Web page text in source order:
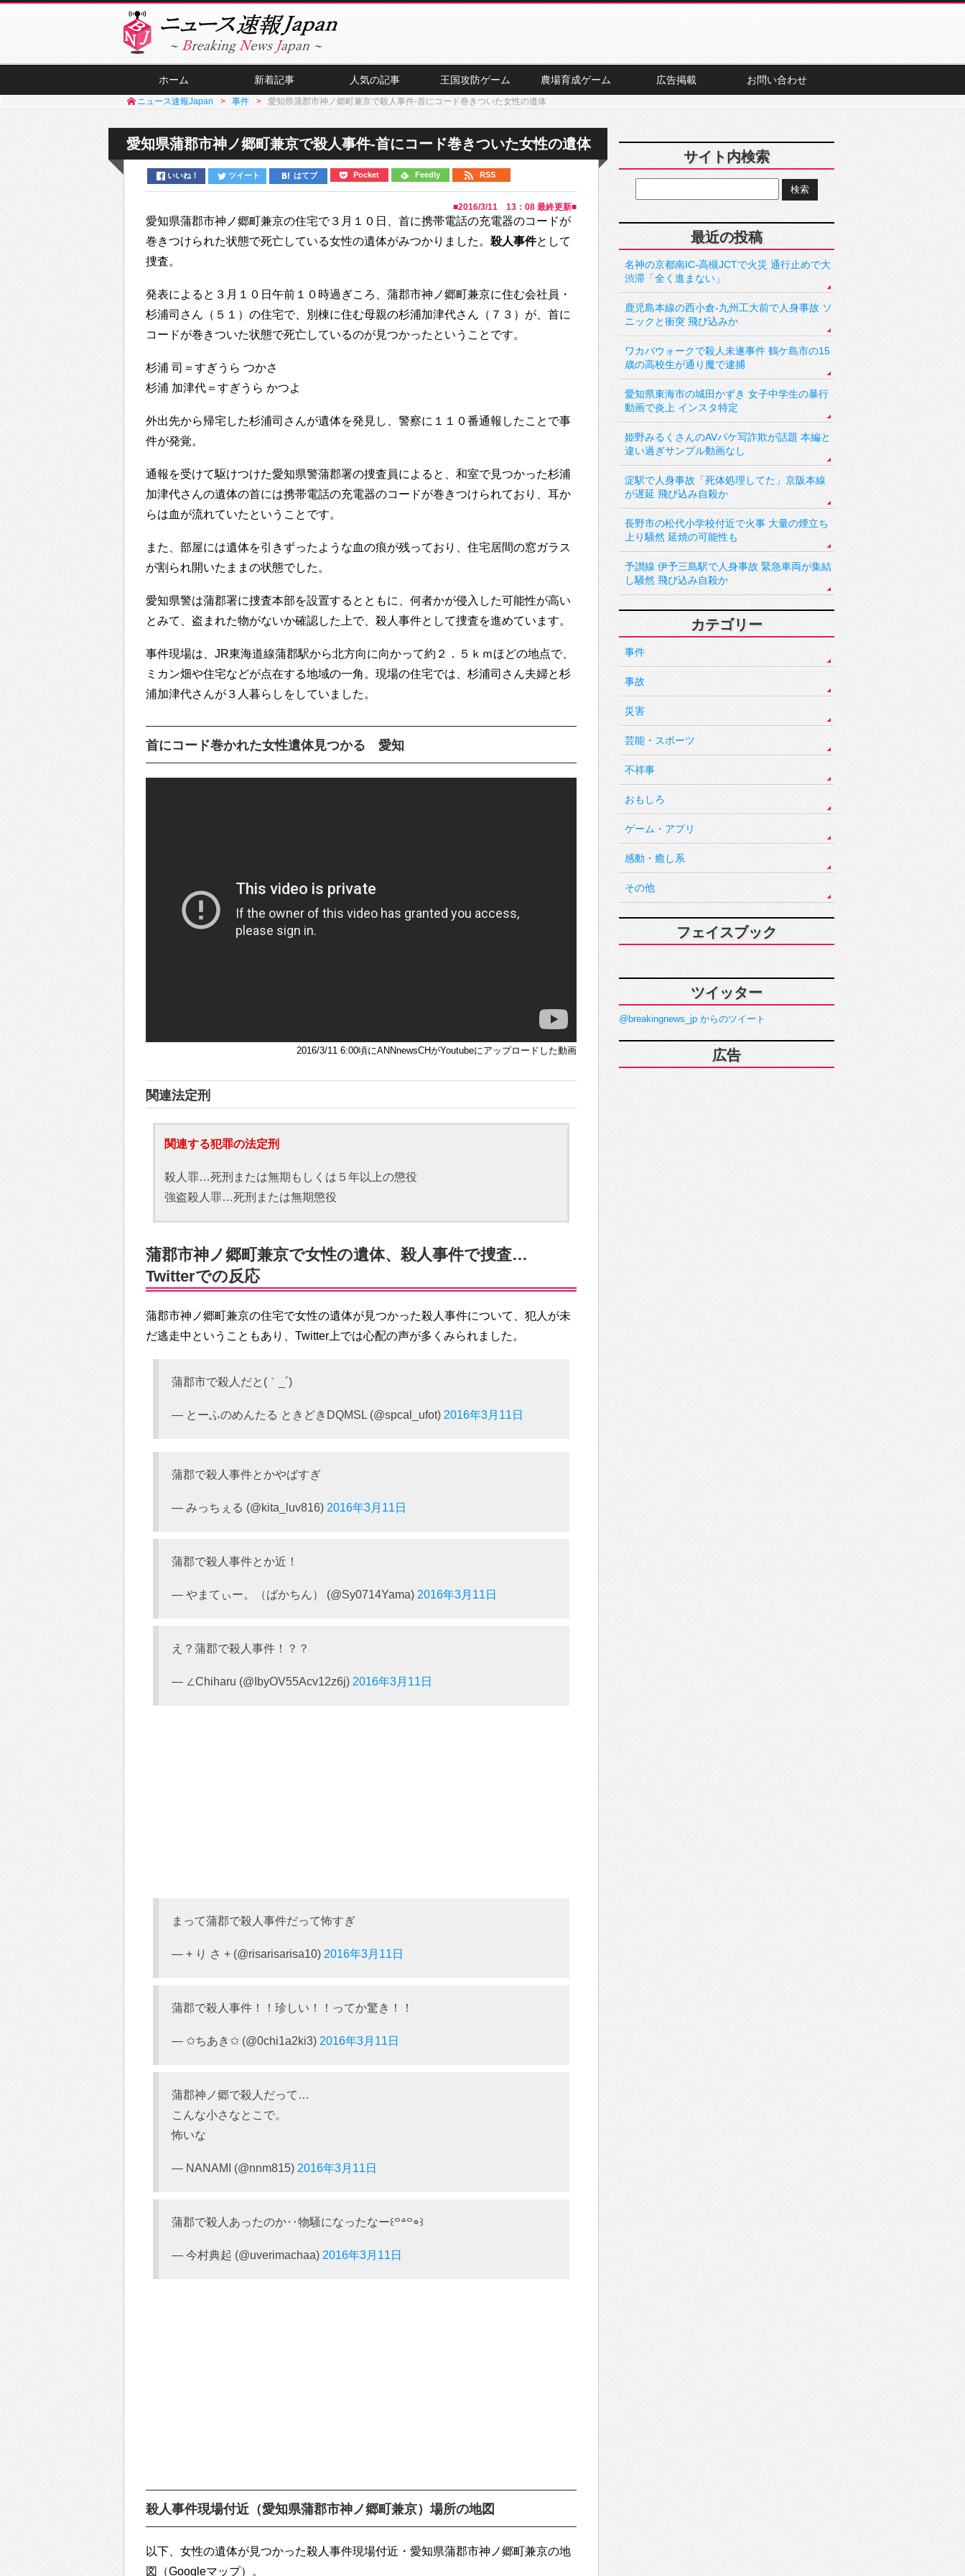
ホーム 新着記事 人気の記事 王国攻防ゲーム 農場育成ゲーム 広告掲載 お問い合わせ
ニュース速報Japan 事件 愛知県蒲郡市神ノ郷町兼京で殺人事件-首にコード巻きついた女性の遺体
愛知県蒲郡市神ノ郷町兼京で殺人事件-首にコード巻きついた女性の遺体
いいね！ ツイート はてブ Pocket Feedly RSS
■2016/3/11 13：08 最終更新■
愛知県蒲郡市神ノ郷町兼京の住宅で３月１０日、首に携帯電話の充電器のコードが
巻きつけられた状態で死亡している女性の遺体がみつかりました。 殺人事件として
捜査。
発表によると３月１０日午前１０時過ぎころ、蒲郡市神ノ郷町兼京に住む会社員・
杉浦司さん（５１）の住宅で、別棟に住む母親の杉浦加津代さん（７３）が、首に
コードが巻きついた状態で死亡しているのが見つかったということです。
杉浦 司＝すぎうら つかさ
杉浦 加津代＝すぎうら かつよ
外出先から帰宅した杉浦司さんが遺体を発見し、警察に１１０番通報したことで事
件が発覚。
通報を受けて駆けつけた愛知県警蒲郡署の捜査員によると、和室で見つかった杉浦
加津代さんの遺体の首には携帯電話の充電器のコードが巻きつけられており、耳か
らは血が流れていたということです。
また、部屋には遺体を引きずったような血の痕が残っており、住宅居間の窓ガラス
が割られ開いたままの状態でした。
愛知県警は蒲郡署に捜査本部を設置するとともに、何者かが侵入した可能性が高い
とみて、盗まれた物がないか確認した上で、殺人事件として捜査を進めています。
事件現場は、JR東海道線蒲郡駅から北方向に向かって約２．５ｋｍほどの地点で、
ミカン畑や住宅などが点在する地域の一角。現場の住宅では、杉浦司さん夫婦と杉
浦加津代さんが３人暮らしをしていました。
首にコード巻かれた女性遺体見つかる 愛知
2016/3/11 6:00頃にANNnewsCHがYoutubeにアップロードした動画
関連法定刑
関連する犯罪の法定刑
殺人罪…死刑または無期もしくは５年以上の懲役
強盗殺人罪…死刑または無期懲役
蒲郡市神ノ郷町兼京で女性の遺体、殺人事件で捜査…
Twitterでの反応
蒲郡市神ノ郷町兼京の住宅で女性の遺体が見つかった殺人事件について、犯人が未
だ逃走中ということもあり、Twitter上では心配の声が多くみられました。
蒲郡市で殺人だと(｀_´)
— とーふのめんたる ときどきDQMSL (@spcal_ufot) 2016年3月11日
蒲郡で殺人事件とかやばすぎ
— みっちぇる (@kita_luv816) 2016年3月11日
蒲郡で殺人事件とか近！
— やまてぃー。（ばかちん） (@Sy0714Yama) 2016年3月11日
え？蒲郡で殺人事件！？？
— ∠Chiharu (@IbyOV55Acv12z6j) 2016年3月11日
まって蒲郡で殺人事件だって怖すぎ
— + り さ + (@risarisarisa10) 2016年3月11日
蒲郡で殺人事件！！珍しい！！ってか驚き！！
— ✩ちあき✩ (@0chi1a2ki3) 2016年3月11日
蒲郡神ノ郷で殺人だって…
こんな小さなとこで。
怖いな
— NANAMI (@nnm815) 2016年3月11日
蒲郡で殺人あったのか‥物騒になったなー꒰꒪꒫꒪⌯꒱
— 今村典起 (@uverimachaa) 2016年3月11日
殺人事件現場付近（愛知県蒲郡市神ノ郷町兼京）場所の地図
以下、女性の遺体が見つかった殺人事件現場付近・愛知県蒲郡市神ノ郷町兼京の地
図（Googleマップ）。
サイト内検索
最近の投稿
名神の京都南IC-高槻JCTで火災 通行止めで大
渋滞「全く進まない」
鹿児島本線の西小倉-九州工大前で人身事故 ソ
ニックと衝突 飛び込みか
ワカバウォークで殺人未遂事件 鶴ケ島市の15
歳の高校生が通り魔で逮捕
愛知県東海市の城田かずき 女子中学生の暴行
動画で炎上 インスタ特定
姫野みるくさんのAVパケ写詐欺が話題 本編と
違い過ぎサンプル動画なし
淀駅で人身事故「死体処理してた」京阪本線
が遅延 飛び込み自殺か
長野市の松代小学校付近で火事 大量の煙立ち
上り騒然 延焼の可能性も
予讃線 伊予三島駅で人身事故 緊急車両が集結
し騒然 飛び込み自殺か
カテゴリー
事件
事故
災害
芸能・スポーツ
不祥事
おもしろ
ゲーム・アプリ
感動・癒し系
その他
フェイスブック
ツイッター
@breakingnews_jp からのツイート
広告